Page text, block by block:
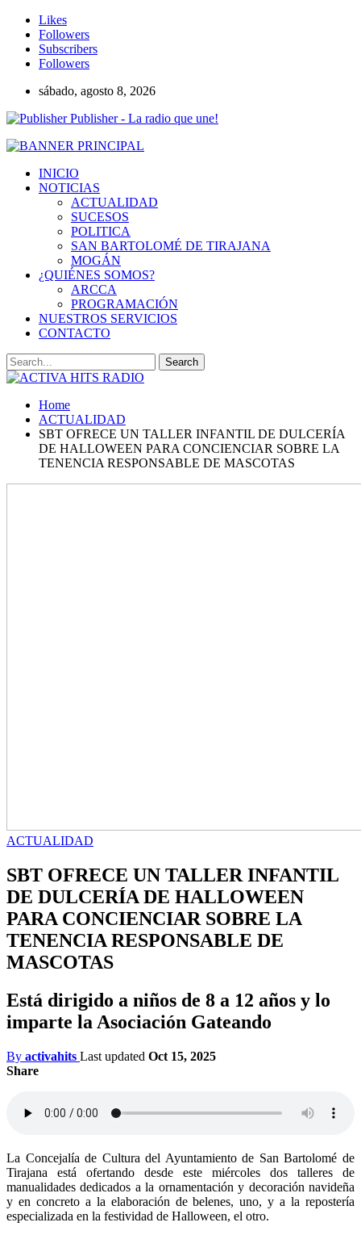
Likes
Followers
Subscribers
Followers
sábado, agosto 8, 2026
Publisher - La radio que une!
INICIO
NOTICIAS
ACTUALIDAD
SUCESOS
POLITICA
SAN BARTOLOMÉ DE TIRAJANA
MOGÁN
¿QUIÉNES SOMOS?
ARCCA
PROGRAMACIÓN
NUESTROS SERVICIOS
CONTACTO
Home
ACTUALIDAD
SBT OFRECE UN TALLER INFANTIL DE DULCERÍA
DE HALLOWEEN PARA CONCIENCIAR SOBRE LA
TENENCIA RESPONSABLE DE MASCOTAS
ACTUALIDAD
SBT OFRECE UN TALLER INFANTIL
DE DULCERÍA DE HALLOWEEN
PARA CONCIENCIAR SOBRE LA
TENENCIA RESPONSABLE DE
MASCOTAS
Está dirigido a niños de 8 a 12 años y lo
imparte la Asociación Gateando
By activahits Last updated Oct 15, 2025
Share
La Concejalía de Cultura del Ayuntamiento de San Bartolomé de
Tirajana está ofertando desde este miércoles dos talleres de
manualidades dedicados a la ornamentación y decoración navideña
y en concreto a la elaboración de belenes, uno, y a la repostería
especializada en la festividad de Halloween, el otro.